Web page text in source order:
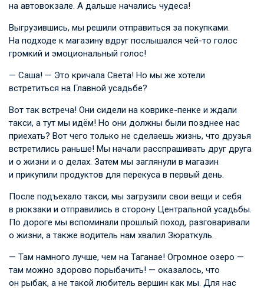
на автовокзале. А дальше начались чудеса!
Выгрузившись, мы решили отправиться за покупками.
На подходе к магазину вдруг послышался чей-то голос
громкий и эмоциональный голос!
— Саша! — Это кричала Света! Но мы же хотели
встретиться на Главной усадьбе?
Вот так встреча! Они сидели на коврике-пенке и ждали
такси, а тут мы идём! Но они должны были позднее нас
приехать? Вот чего только не сделаешь жизнь, что друзья
встретились раньше! Мы начали расспрашивать друг друга
и о жизни и о делах. Затем мы заглянули в магазин
и прикупили продуктов для перекуса в первый день.
После подъехало такси, мы загрузили свои вещи и себя
в рюкзаки и отправились в сторону Центральной усадьбы.
По дороге мы вспоминали прошлый поход, разговаривали
о жизни, а также водитель нам хвалил Зюраткуль.
— Там намного лучше, чем на Таганае! Огромное озеро —
там можно здорово порыбачить! — оказалось, что
он рыбак, а не такой любитель вершин как мы. Для нас